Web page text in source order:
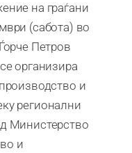
на граѓани
(сабота) во
Петров
организира
и
регионални
Министерство
и